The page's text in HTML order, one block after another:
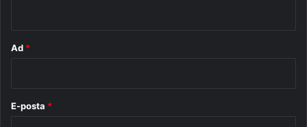
Ad *
E-posta *